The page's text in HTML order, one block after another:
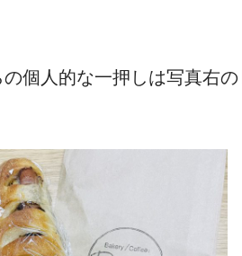
個人的な一押しは写真右の